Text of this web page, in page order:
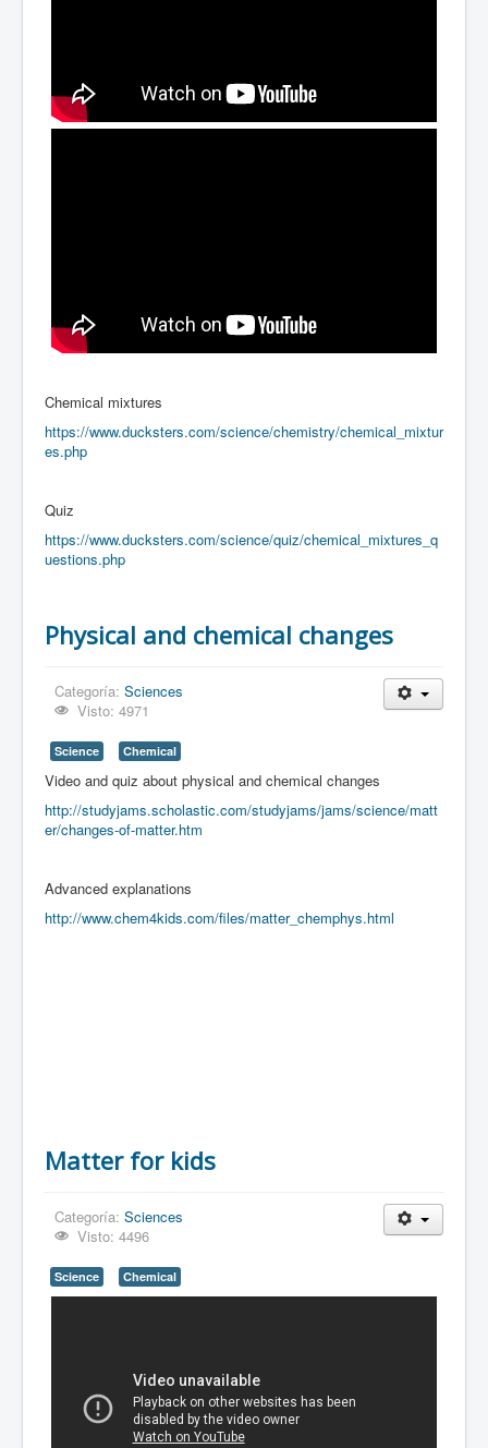
Chemical mixtures
https://www.ducksters.com/science/chemistry/chemical_mixtur
es.php
Quiz
https://www.ducksters.com/science/quiz/chemical_mixtures_q
uestions.php
Physical and chemical changes
Categoría: Sciences
Visto: 4971
Science Chemical
Video and quiz about physical and chemical changes
http://studyjams.scholastic.com/studyjams/jams/science/matt
er/changes-of-matter.htm
Advanced explanations
http://www.chem4kids.com/files/matter_chemphys.html
Matter for kids
Categoría: Sciences
Visto: 4496
Science Chemical